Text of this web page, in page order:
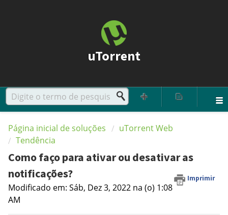
uTorrent
Página inicial de soluções
uTorrent Web
Tendência
Como faço para ativar ou desativar as
notificações?
Imprimir
Modificado em: Sáb, Dez 3, 2022 na (o) 1:08
AM